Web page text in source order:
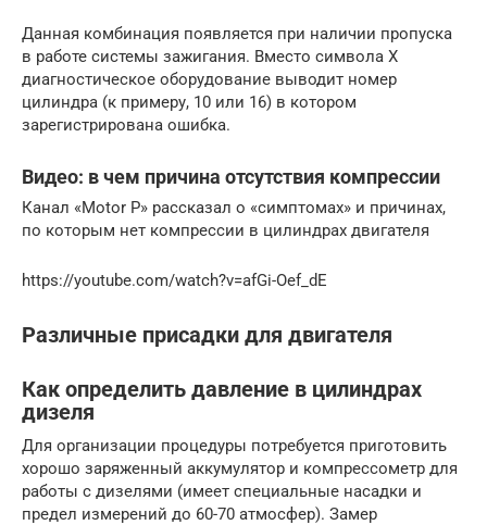
Данная комбинация появляется при наличии пропуска
в работе системы зажигания. Вместо символа Х
диагностическое оборудование выводит номер
цилиндра (к примеру, 10 или 16) в котором
зарегистрирована ошибка.
Видео: в чем причина отсутствия компрессии
Канал «Motor P» рассказал о «симптомах» и причинах,
по которым нет компрессии в цилиндрах двигателя
https://youtube.com/watch?v=afGi-Oef_dE
Различные присадки для двигателя
Как определить давление в цилиндрах
дизеля
Для организации процедуры потребуется приготовить
хорошо заряженный аккумулятор и компрессометр для
работы с дизелями (имеет специальные насадки и
предел измерений до 60-70 атмосфер). Замер